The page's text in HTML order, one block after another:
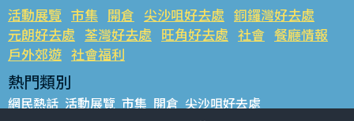
活動展覽 市集 開倉 尖沙咀好去處 銅鑼灣好去處
元朗好去處 荃灣好去處 旺角好去處 社會 餐廳情報
戶外郊遊 社會福利
熱門類別
網民熱話 活動展覽 市集 開倉 尖沙咀好去處